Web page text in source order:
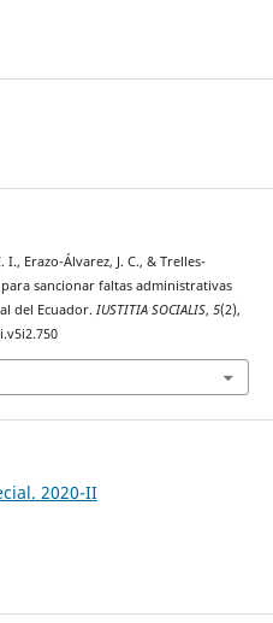
Erazo-Álvarez, J. C., & Trelles-
sancionar faltas administrativas
del Ecuador. IUSTITIA SOCIALIS, 5(2),
2020-II